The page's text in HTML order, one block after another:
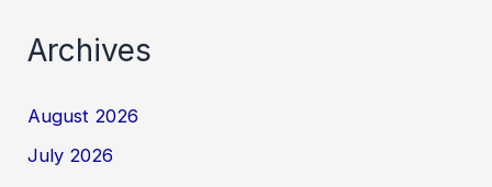
Archives
August 2026
July 2026